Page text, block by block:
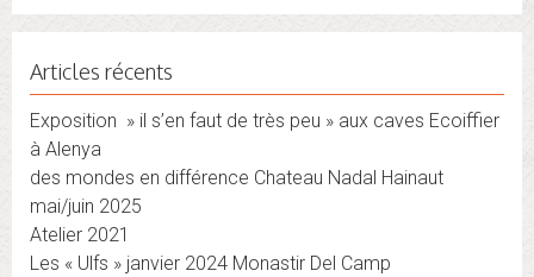
Articles récents
Exposition » il s’en faut de très peu » aux caves Ecoiffier
à Alenya
des mondes en différence Chateau Nadal Hainaut
mai/juin 2025
Atelier 2021
Les « Ulfs » janvier 2024 Monastir Del Camp